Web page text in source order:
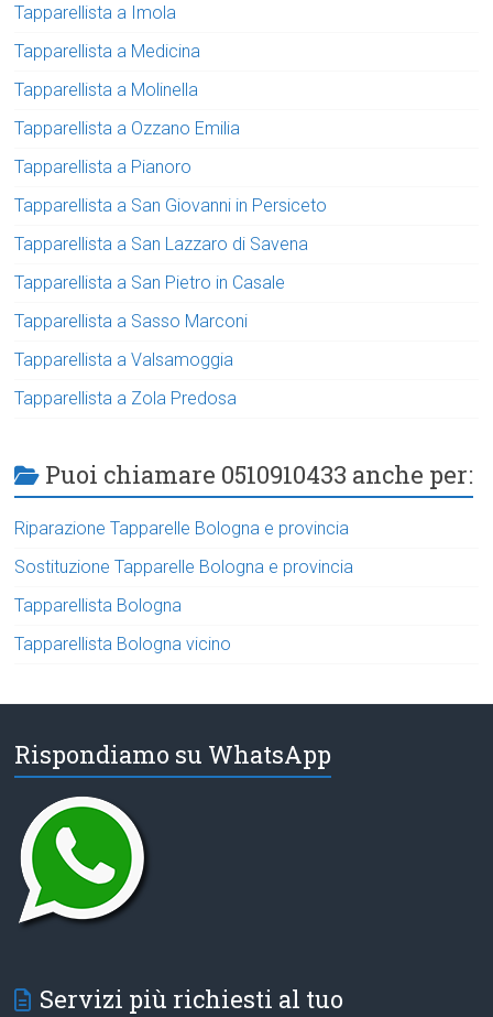
Tapparellista a Imola
Tapparellista a Medicina
Tapparellista a Molinella
Tapparellista a Ozzano Emilia
Tapparellista a Pianoro
Tapparellista a San Giovanni in Persiceto
Tapparellista a San Lazzaro di Savena
Tapparellista a San Pietro in Casale
Tapparellista a Sasso Marconi
Tapparellista a Valsamoggia
Tapparellista a Zola Predosa
Puoi chiamare 0510910433 anche per:
Riparazione Tapparelle Bologna e provincia
Sostituzione Tapparelle Bologna e provincia
Tapparellista Bologna
Tapparellista Bologna vicino
Rispondiamo su WhatsApp
Servizi più richiesti al tuo